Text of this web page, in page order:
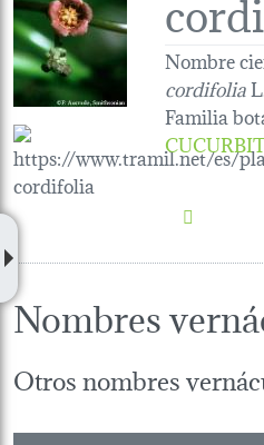
Nombre
cordifolia
Familia
Nombres
Otros nombres